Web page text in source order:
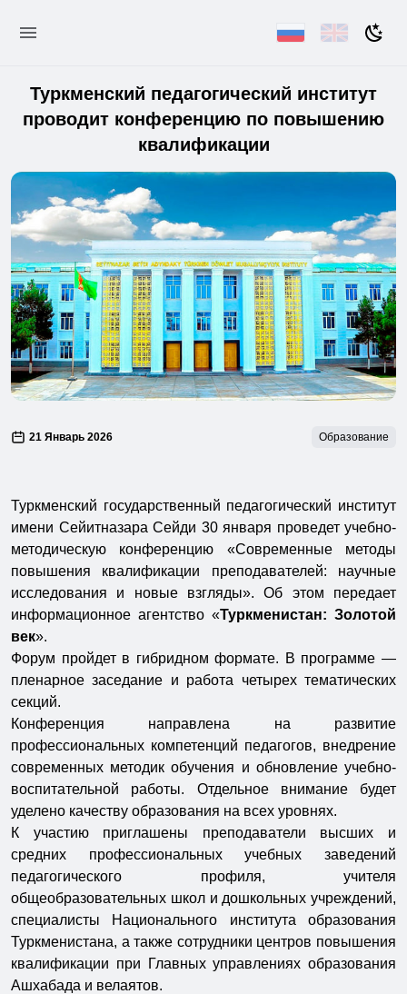
Туркменский педагогический институт
проводит конференцию по повышению
квалификации
21 Январь 2026 Образование
Туркменский государственный педагогический институт
имени Сейитназара Сейди 30 января проведет учебно-
методическую конференцию «Современные методы
повышения квалификации преподавателей: научные
исследования и новые взгляды». Об этом передает
информационное агентство «Туркменистан: Золотой
век».
Форум пройдет в гибридном формате. В программе —
пленарное заседание и работа четырех тематических
секций.
Конференция направлена на развитие
профессиональных компетенций педагогов, внедрение
современных методик обучения и обновление учебно-
воспитательной работы. Отдельное внимание будет
уделено качеству образования на всех уровнях.
К участию приглашены преподаватели высших и
средних профессиональных учебных заведений
педагогического профиля, учителя
общеобразовательных школ и дошкольных учреждений,
специалисты Национального института образования
Туркменистана, а также сотрудники центров повышения
квалификации при Главных управлениях образования
Ашхабада и велаятов.